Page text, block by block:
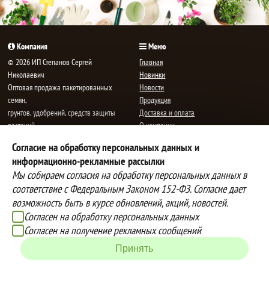
Согласие на обработку персональных данных и
информационно-рекламные рассылки
Мы собираем согласия на обработку персональных данных в
соответствие с Федеральным Законом 152-ФЗ. Согласие дает
возможность быть в курсе обновлений, акций, новостей.
Согласен на обработку персональных данных
Согласен на получение рекламных сообщений
Принять
Компания
© 2026 ИП Степанов Сергей
Николаевич
Oптовая продажа пакетированных
семян,
грунтов, удобрений, средств защиты
растений.
E-mail:mail@semenauspeha.ru
Телефон: +7 (8352) 28-80-34
Адрес: г. Чебоксары, пр. Мира 76 А
Меню
Главная
Новинки
Новости
Продукция
Доставка и оплата
О компании
Контакты
Способы оплаты
Вы можете оплатить покупки
наличными при получении товара,
либо выбрать другой способ оплаты
Доставка
Наша компания осуществляет
бесплатную
доставку до терминалов транспортных